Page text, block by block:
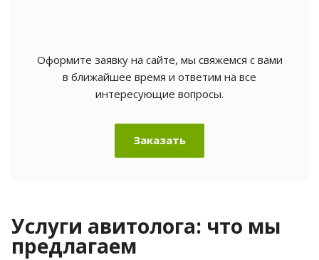
Оформите заявку на сайте, мы свяжемся с вами
в ближайшее время и ответим на все
интересующие вопросы.
Заказать
Услуги авитолога: что мы
предлагаем